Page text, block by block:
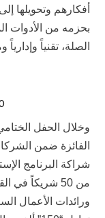
أفكارهم وتحويلها
بحزمه من الأدوات
الصلة، تقنياً وإدارياً
وخلال الحفل
شراكة البرنامج
من 50 شريكاً
ورائدات الأعمال